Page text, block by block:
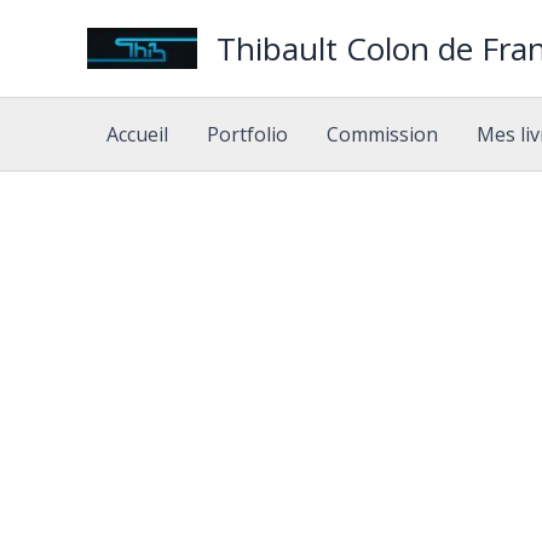
Thibault Colon de
Accueil Portfolio Commission Mes